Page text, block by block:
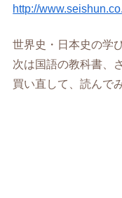
http://
世界史・日本史の学
次は国語の教科書、
買い直して、読んで